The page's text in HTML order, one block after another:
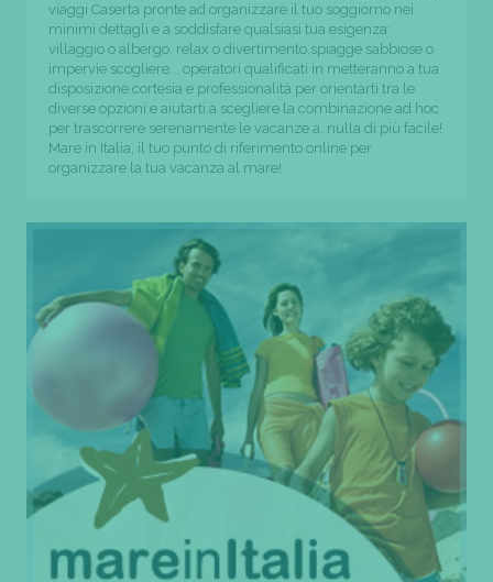
viaggi Caserta pronte ad organizzare il tuo soggiorno nei
minimi dettagli e a soddisfare qualsiasi tua esigenza:
villaggio o albergo, relax o divertimento,spiagge sabbiose o
impervie scogliere... operatori qualificati in metteranno a tua
disposizione cortesia e professionalità per orientarti tra le
diverse opzioni e aiutarti a scegliere la combinazione ad hoc
per trascorrere serenamente le vacanze a, nulla di più facile!
Mare in Italia, il tuo punto di riferimento online per
organizzare la tua vacanza al mare!